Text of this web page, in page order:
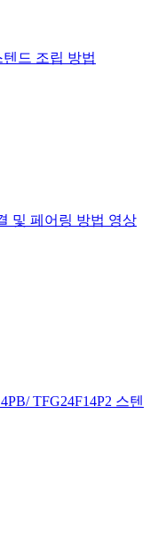
드 조립 방법
및 페어링 방법 영상
TFG24F14P2 스텐